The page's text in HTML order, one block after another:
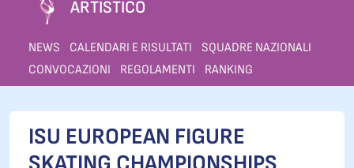
ARTISTICO
NEWS CALENDARI E RISULTATI
SQUADRE NAZIONALI
CONVOCAZIONI
REGOLAMENTI RANKING
ISU EUROPEAN FIGURE